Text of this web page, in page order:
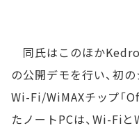
同氏はこのほか
の公開デモを行い、初
Wi-Fi/WiMAXチップ「
たノートPCは、Wi-Fi